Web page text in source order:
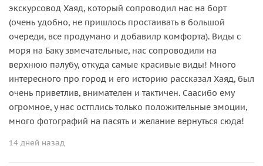
экскурсовод Хаяд, который сопроводил нас на борт
(очень удобно, не пришлось простаивать в большой
очереди, все продумано и добавилр комфорта). Виды с
моря на Баку звмечательные, нас сопроводили на
верхнюю палубу, откуда самые красивые виды! Много
интересного про город и его историю рассказал Хаяд, был
очень приветлив, внимателен и тактичен. Саасибо ему
огромное, у нас остплись только положительные эмоции,
много фотографий на пасять и желание вернуться сюда!
14 дней назад